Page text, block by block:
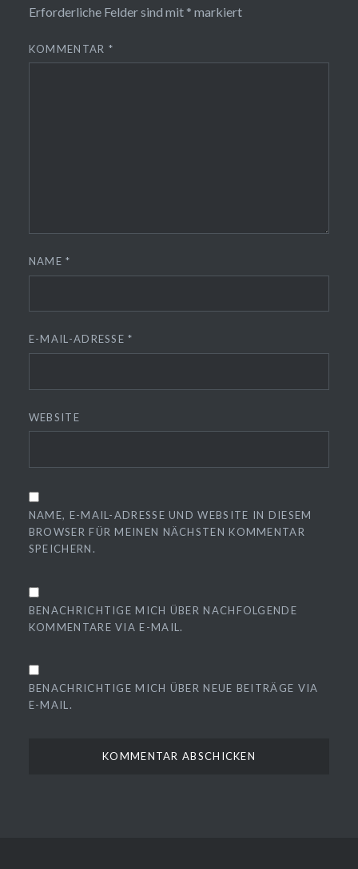
Erforderliche Felder sind mit * markiert
KOMMENTAR *
NAME*
E-MAIL-ADRESSE*
WEBSITE
NAME, E-MAIL-ADRESSE UND WEBSITE IN DIESEM
BROWSER FÜR MEINEN NÄCHSTEN KOMMENTAR
SPEICHERN.
BENACHRICHTIGE MICH ÜBER NACHFOLGENDE
KOMMENTARE VIA E-MAIL.
BENACHRICHTIGE MICH ÜBER NEUE BEITRÄGE VIA
E-MAIL.